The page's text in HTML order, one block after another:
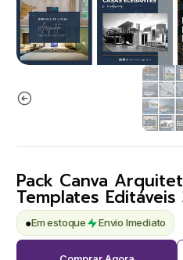
Pack Canva
Templates
●Em estoque Envio Imediato